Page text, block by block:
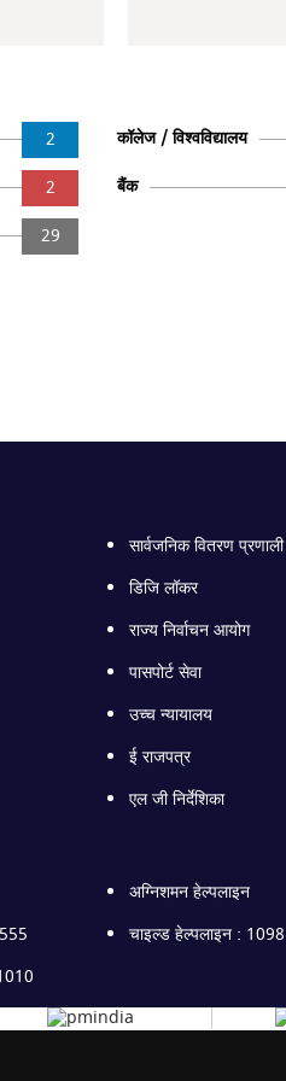
2
कॉलेज / विश्वविद्यालय
2
बैंक
29
सार्वजनिक वितरण प्रणाली
डिजि लॉकर
राज्य निर्वाचन आयोग
पासपोर्ट सेवा
उच्च न्यायालय
ई राजपत्र
एल जी निर्देशिका
अग्निशमन हेल्पलाइन
चाइल्ड हेल्पलाइन : 1098